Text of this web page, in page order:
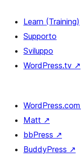
Learn (Training)
Supporto
Sviluppo
WordPress.tv ↗
WordPress.com
Matt ↗
bbPress ↗
BuddyPress ↗